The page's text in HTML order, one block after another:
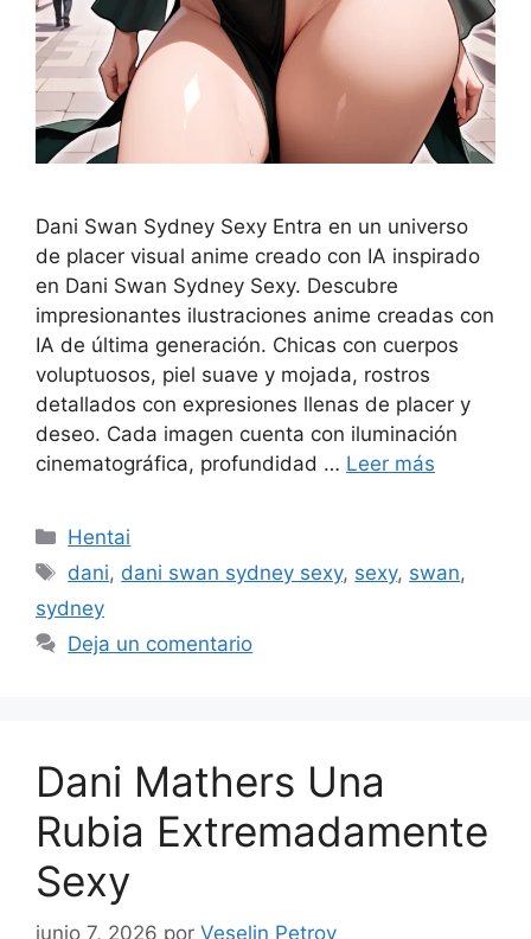
Dani Swan Sydney Sexy Entra en un universo
de placer visual anime creado con IA inspirado
en Dani Swan Sydney Sexy. Descubre
impresionantes ilustraciones anime creadas con
IA de última generación. Chicas con cuerpos
voluptuosos, piel suave y mojada, rostros
detallados con expresiones llenas de placer y
deseo. Cada imagen cuenta con iluminación
cinematográfica, profundidad … Leer más
Categorías
Hentai
Etiquetas
dani, dani swan sydney sexy, sexy, swan,
sydney
Deja un comentario
Dani Mathers Una
Rubia Extremadamente
Sexy
junio 7, 2026 por Veselin Petrov